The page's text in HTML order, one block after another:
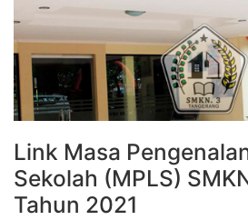
Link Masa
Sekolah (MPLS)
Tahun 2021